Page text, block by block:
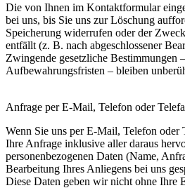
Die von Ihnen im Kontaktformular
bei uns, bis Sie uns zur Löschung
Speicherung widerrufen oder der
entfällt (z. B. nach abgeschlossener
Zwingende gesetzliche Bestimmungen
Aufbewahrungsfristen – bleiben
Anfrage per E-Mail, Telefon oder
Wenn Sie uns per E-Mail, Telefon oder
Ihre Anfrage inklusive aller daraus
personenbezogenen Daten (Name,
Bearbeitung Ihres Anliegens bei uns
Diese Daten geben wir nicht ohne Ihre